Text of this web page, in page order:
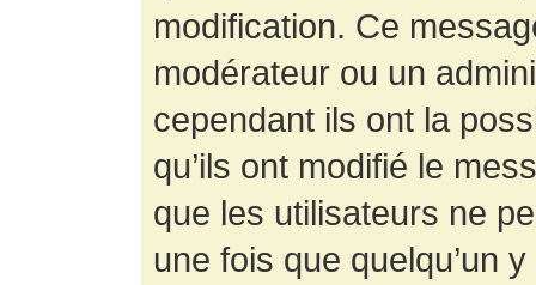
modification. Ce
modérateur ou un
cependant ils ont la
qu’ils ont modifié le
que les utilisateurs ne
une fois que quelqu’un